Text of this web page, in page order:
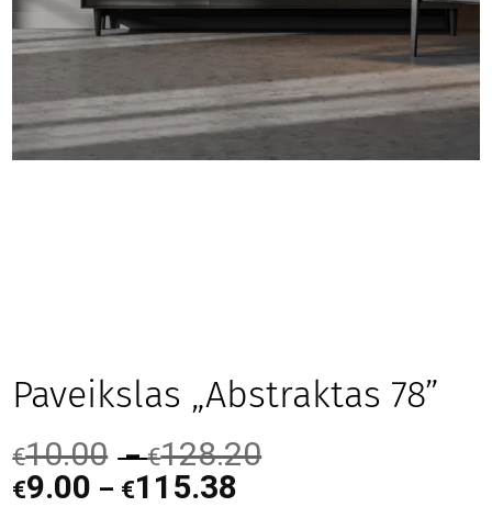
Paveikslas „Abstraktas 78”
€10.00 –€128.20
€9.00 – €115.38